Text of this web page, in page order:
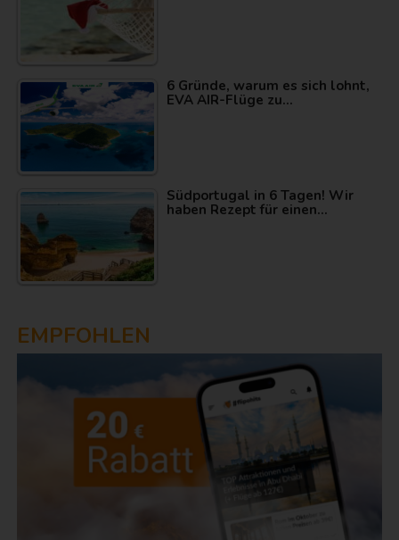
6 Gründe, warum es sich lohnt,
EVA AIR-Flüge zu…
Südportugal in 6 Tagen! Wir
haben Rezept für einen…
EMPFOHLEN